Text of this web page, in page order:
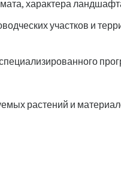
характера
участков и
растений и